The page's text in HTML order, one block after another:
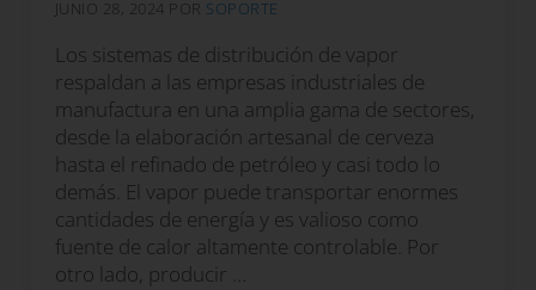
JUNIO 28, 2024 POR SOPORTE
Los sistemas de distribución de vapor
respaldan a las empresas industriales de
manufactura en una amplia gama de sectores,
desde la elaboración artesanal de cerveza
hasta el refinado de petróleo y casi todo lo
demás. El vapor puede transportar enormes
cantidades de energía y es valioso como
fuente de calor altamente controlable. Por
otro lado, producir …